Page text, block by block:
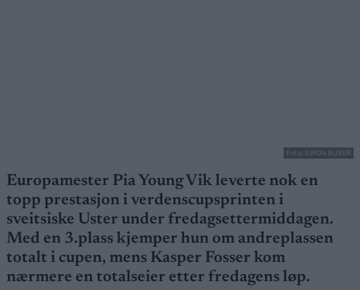
Foto: SIMON BUSER
Europamester Pia Young Vik leverte nok en
topp prestasjon i verdenscupsprinten i
sveitsiske Uster under fredagsettermiddagen.
Med en 3.plass kjemper hun om andreplassen
totalt i cupen, mens Kasper Fosser kom
nærmere en totalseier etter fredagens løp.